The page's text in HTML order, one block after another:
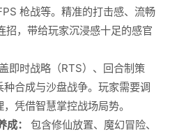
枪战等。精准的打击感、流畅
，带给玩家沉浸感十足的感官
即时战略（RTS）、回合制策
合成与沙盘战争。玩家需要调
凭借智慧掌控战场局势。
：
包含修仙放置、魔幻冒险、